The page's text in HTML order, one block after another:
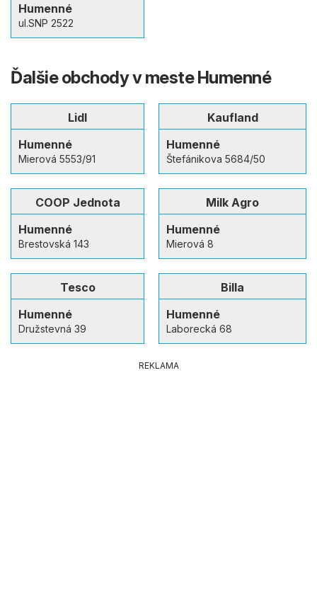
Humenné
ul.SNP 2522
Ďalšie obchody v meste Humenné
Lidl
Humenné
Mierová 5553/91
Kaufland
Humenné
Štefánikova 5684/50
COOP Jednota
Humenné
Brestovská 143
Milk Agro
Humenné
Mierová 8
Tesco
Humenné
Družstevná 39
Billa
Humenné
Laborecká 68
REKLAMA